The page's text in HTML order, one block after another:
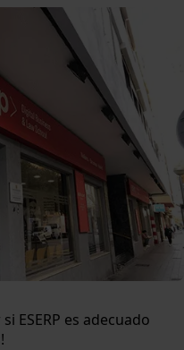
ESERP es adecuado